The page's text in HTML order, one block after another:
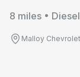
8 miles • Diesel
Malloy